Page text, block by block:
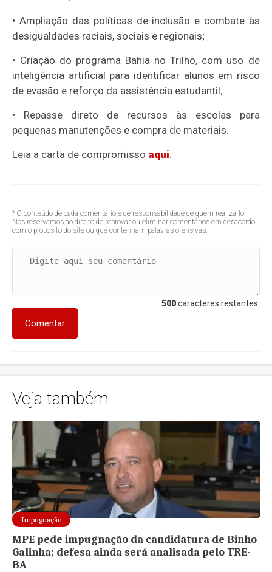
• Ampliação das políticas de inclusão e combate às
desigualdades raciais, sociais e regionais;
• Criação do programa Bahia no Trilho, com uso de
inteligência artificial para identificar alunos em risco
de evasão e reforço da assistência estudantil;
• Repasse direto de recursos às escolas para
pequenas manutenções e compra de materiais.
Leia a carta de compromisso aqui.
* O conteúdo de cada comentário é de responsabilidade de quem realizá-lo.
Nos reservamos ao direito de reprovar ou eliminar comentários em desacordo
com o propósito do site ou que contenham palavras ofensivas.
500caracteres restantes.
Comentar
Veja também
Impugnação
MPE pede impugnação da candidatura de Binho
Galinha; defesa ainda será analisada pelo TRE-
BA